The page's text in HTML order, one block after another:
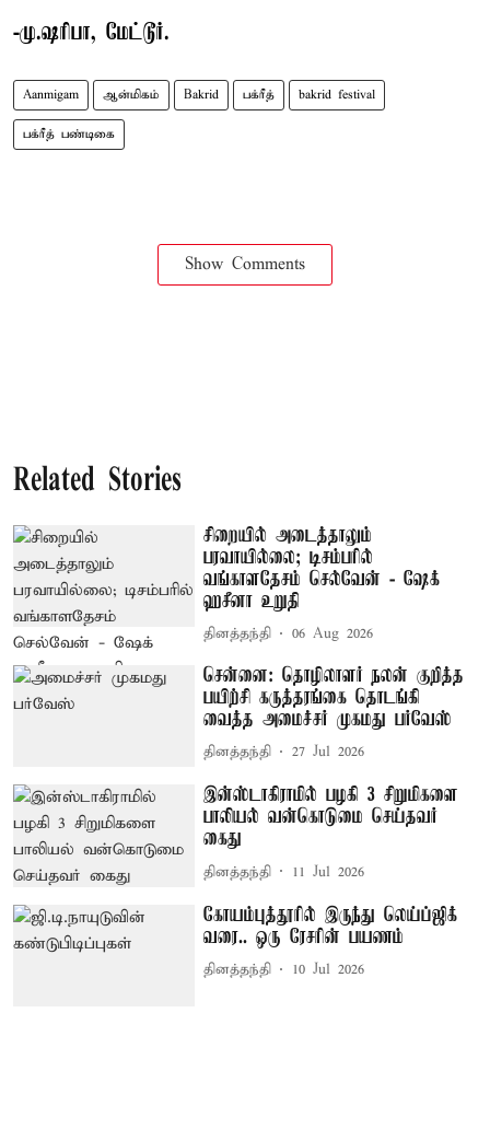
-மு.ஷரிபா, மேட்டூர்.
Aanmigam ஆன்மிகம் Bakrid பக்ரீத் bakrid festival
பக்ரீத் பண்டிகை
Show Comments
Related Stories
சிறையில் அடைத்தாலும்
பரவாயில்லை; டிசம்பரில்
வங்காளதேசம் செல்வேன் - ஷேக்
ஹசீனா உறுதி
தினத்தந்தி 06 Aug 2026
சென்னை: தொழிலாளர் நலன் குறித்த
பயிற்சி கருத்தரங்கை தொடங்கி
வைத்த அமைச்சர் முகமது பர்வேஸ்
தினத்தந்தி 27 Jul 2026
இன்ஸ்டாகிராமில் பழகி 3 சிறுமிகளை
பாலியல் வன்கொடுமை செய்தவர்
கைது
தினத்தந்தி 11 Jul 2026
கோயம்புத்தூரில் இருந்து லெய்ப்ஜிக்
வரை.. ஒரு ரேசரின் பயணம்
தினத்தந்தி 10 Jul 2026